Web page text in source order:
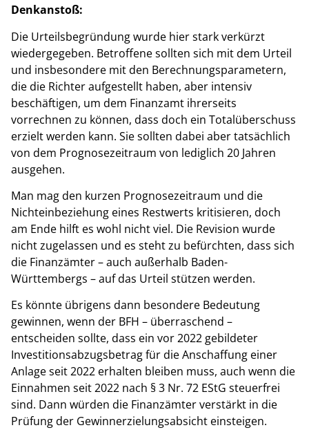
Denkanstoß:
Die Urteilsbegründung wurde hier stark verkürzt
wiedergegeben. Betroffene sollten sich mit dem Urteil
und insbesondere mit den Berechnungsparametern,
die die Richter aufgestellt haben, aber intensiv
beschäftigen, um dem Finanzamt ihrerseits
vorrechnen zu können, dass doch ein Totalüberschuss
erzielt werden kann. Sie sollten dabei aber tatsächlich
von dem Prognosezeitraum von lediglich 20 Jahren
ausgehen.
Man mag den kurzen Prognosezeitraum und die
Nichteinbeziehung eines Restwerts kritisieren, doch
am Ende hilft es wohl nicht viel. Die Revision wurde
nicht zugelassen und es steht zu befürchten, dass sich
die Finanzämter – auch außerhalb Baden-
Württembergs – auf das Urteil stützen werden.
Es könnte übrigens dann besondere Bedeutung
gewinnen, wenn der BFH – überraschend –
entscheiden sollte, dass ein vor 2022 gebildeter
Investitionsabzugsbetrag für die Anschaffung einer
Anlage seit 2022 erhalten bleiben muss, auch wenn die
Einnahmen seit 2022 nach § 3 Nr. 72 EStG steuerfrei
sind. Dann würden die Finanzämter verstärkt in die
Prüfung der Gewinnerzielungsabsicht einsteigen.